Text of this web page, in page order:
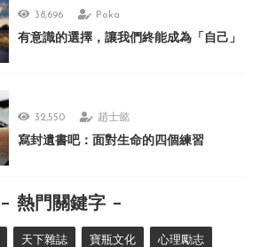
38,696 Poka
有意識的選擇，讓我們終能成為「自己」
32,550 趙士懿
寫封遺書吧：面對生命的四個練習
熱門關鍵字
天下雜誌 寶瓶文化 心理勵志